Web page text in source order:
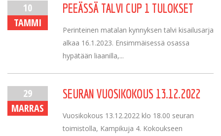
10
TAMMI
PEEÄSSÄ TALVI CUP 1 TULOKSET
Perinteinen matalan kynnyksen talvi kisailusarja
alkaa 16.1.2023. Ensimmäisessä osassa
hypätään liaanilla,...
29
MARRAS
SEURAN VUOSIKOKOUS 13.12.2022
Vuosikokous 13.12.2022 klo 18.00 seuran
toimistolla, Kampikuja 4. Kokoukseen